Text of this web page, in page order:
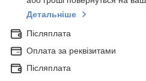
Детальніше
Післяплата
Оплата за реквізитами
Післяплата